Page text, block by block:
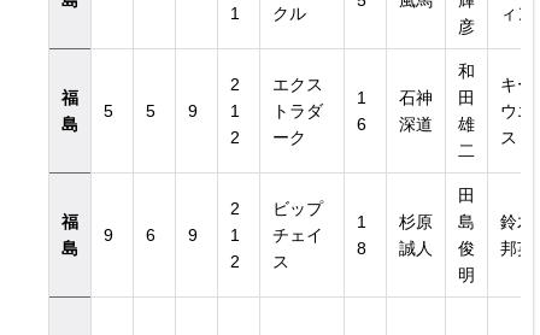
1
クル
彦
ィン
福
島
5 5 9
2
1
2
エクス
トラダ
ーク
1
6
石神
深道
和
田
雄
二
キー
ウエ
スト
福
島
9 6 9
2
1
2
ビップ
チェイ
ス
1
8
杉原
誠人
田
島
俊
明
鈴木
邦英